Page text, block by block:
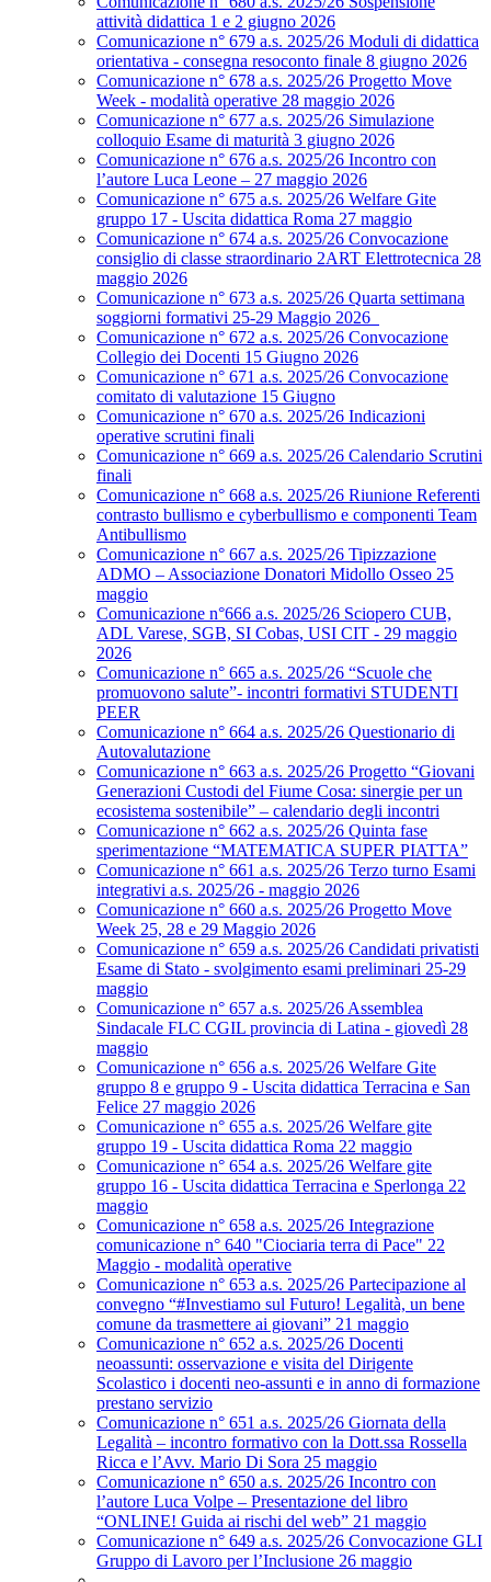
attività didattica 1 e 2 giugno 2026
Comunicazione n° 679 a.s. 2025/26 Moduli di didattica
orientativa - consegna resoconto finale 8 giugno 2026
Comunicazione n° 678 a.s. 2025/26 Progetto Move
Week - modalità operative 28 maggio 2026
Comunicazione n° 677 a.s. 2025/26 Simulazione
colloquio Esame di maturità 3 giugno 2026
Comunicazione n° 676 a.s. 2025/26 Incontro con
l’autore Luca Leone – 27 maggio 2026
Comunicazione n° 675 a.s. 2025/26 Welfare Gite
gruppo 17 - Uscita didattica Roma 27 maggio
Comunicazione n° 674 a.s. 2025/26 Convocazione
consiglio di classe straordinario 2ART Elettrotecnica 28
maggio 2026
Comunicazione n° 673 a.s. 2025/26 Quarta settimana
soggiorni formativi 25-29 Maggio 2026
Comunicazione n° 672 a.s. 2025/26 Convocazione
Collegio dei Docenti 15 Giugno 2026
Comunicazione n° 671 a.s. 2025/26 Convocazione
comitato di valutazione 15 Giugno
Comunicazione n° 670 a.s. 2025/26 Indicazioni
operative scrutini finali
Comunicazione n° 669 a.s. 2025/26 Calendario Scrutini
finali
Comunicazione n° 668 a.s. 2025/26 Riunione Referenti
contrasto bullismo e cyberbullismo e componenti Team
Antibullismo
Comunicazione n° 667 a.s. 2025/26 Tipizzazione
ADMO – Associazione Donatori Midollo Osseo 25
maggio
Comunicazione n°666 a.s. 2025/26 Sciopero CUB,
ADL Varese, SGB, SI Cobas, USI CIT - 29 maggio
2026
Comunicazione n° 665 a.s. 2025/26 “Scuole che
promuovono salute”- incontri formativi STUDENTI
PEER
Comunicazione n° 664 a.s. 2025/26 Questionario di
Autovalutazione
Comunicazione n° 663 a.s. 2025/26 Progetto “Giovani
Generazioni Custodi del Fiume Cosa: sinergie per un
ecosistema sostenibile” – calendario degli incontri
Comunicazione n° 662 a.s. 2025/26 Quinta fase
sperimentazione “MATEMATICA SUPER PIATTA”
Comunicazione n° 661 a.s. 2025/26 Terzo turno Esami
integrativi a.s. 2025/26 - maggio 2026
Comunicazione n° 660 a.s. 2025/26 Progetto Move
Week 25, 28 e 29 Maggio 2026
Comunicazione n° 659 a.s. 2025/26 Candidati privatisti
Esame di Stato - svolgimento esami preliminari 25-29
maggio
Comunicazione n° 657 a.s. 2025/26 Assemblea
Sindacale FLC CGIL provincia di Latina - giovedì 28
maggio
Comunicazione n° 656 a.s. 2025/26 Welfare Gite
gruppo 8 e gruppo 9 - Uscita didattica Terracina e San
Felice 27 maggio 2026
Comunicazione n° 655 a.s. 2025/26 Welfare gite
gruppo 19 - Uscita didattica Roma 22 maggio
Comunicazione n° 654 a.s. 2025/26 Welfare gite
gruppo 16 - Uscita didattica Terracina e Sperlonga 22
maggio
Comunicazione n° 658 a.s. 2025/26 Integrazione
comunicazione n° 640 "Ciociaria terra di Pace" 22
Maggio - modalità operative
Comunicazione n° 653 a.s. 2025/26 Partecipazione al
convegno “#Investiamo sul Futuro! Legalità, un bene
comune da trasmettere ai giovani” 21 maggio
Comunicazione n° 652 a.s. 2025/26 Docenti
neoassunti: osservazione e visita del Dirigente
Scolastico i docenti neo-assunti e in anno di formazione
prestano servizio
Comunicazione n° 651 a.s. 2025/26 Giornata della
Legalità – incontro formativo con la Dott.ssa Rossella
Ricca e l’Avv. Mario Di Sora 25 maggio
Comunicazione n° 650 a.s. 2025/26 Incontro con
l’autore Luca Volpe – Presentazione del libro
“ONLINE! Guida ai rischi del web” 21 maggio
Comunicazione n° 649 a.s. 2025/26 Convocazione GLI
Gruppo di Lavoro per l’Inclusione 26 maggio